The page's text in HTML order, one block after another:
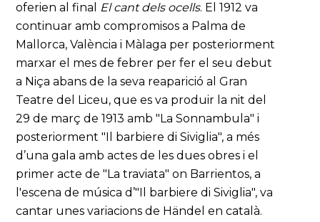
oferien al final El cant dels ocells. El 1912 va
continuar amb compromisos a Palma de
Mallorca, València i Màlaga per posteriorment
marxar el mes de febrer per fer el seu debut
a Niça abans de la seva reaparició al Gran
Teatre del Liceu, que es va produir la nit del
29 de març de 1913 amb "La Sonnambula" i
posteriorment "Il barbiere di Siviglia", a més
d’una gala amb actes de les dues obres i el
primer acte de "La traviata" on Barrientos, a
l'escena de música d’"Il barbiere di Siviglia", va
cantar unes variacions de Händel en català.